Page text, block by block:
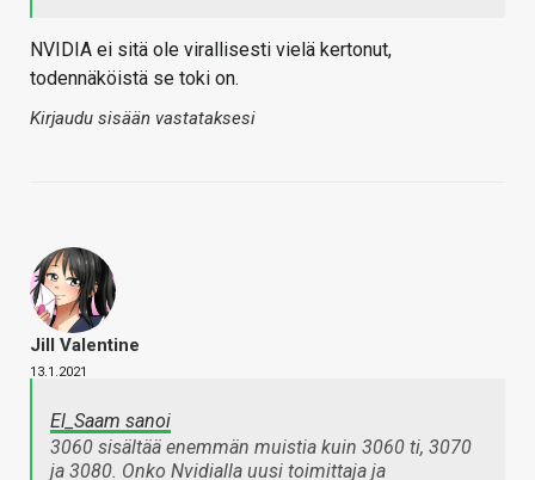
NVIDIA ei sitä ole virallisesti vielä kertonut,
todennäköistä se toki on.
Kirjaudu sisään vastataksesi
Jill Valentine
13.1.2021
El_Saam sanoi
3060 sisältää enemmän muistia kuin 3060 ti, 3070
ja 3080. Onko Nvidialla uusi toimittaja ja